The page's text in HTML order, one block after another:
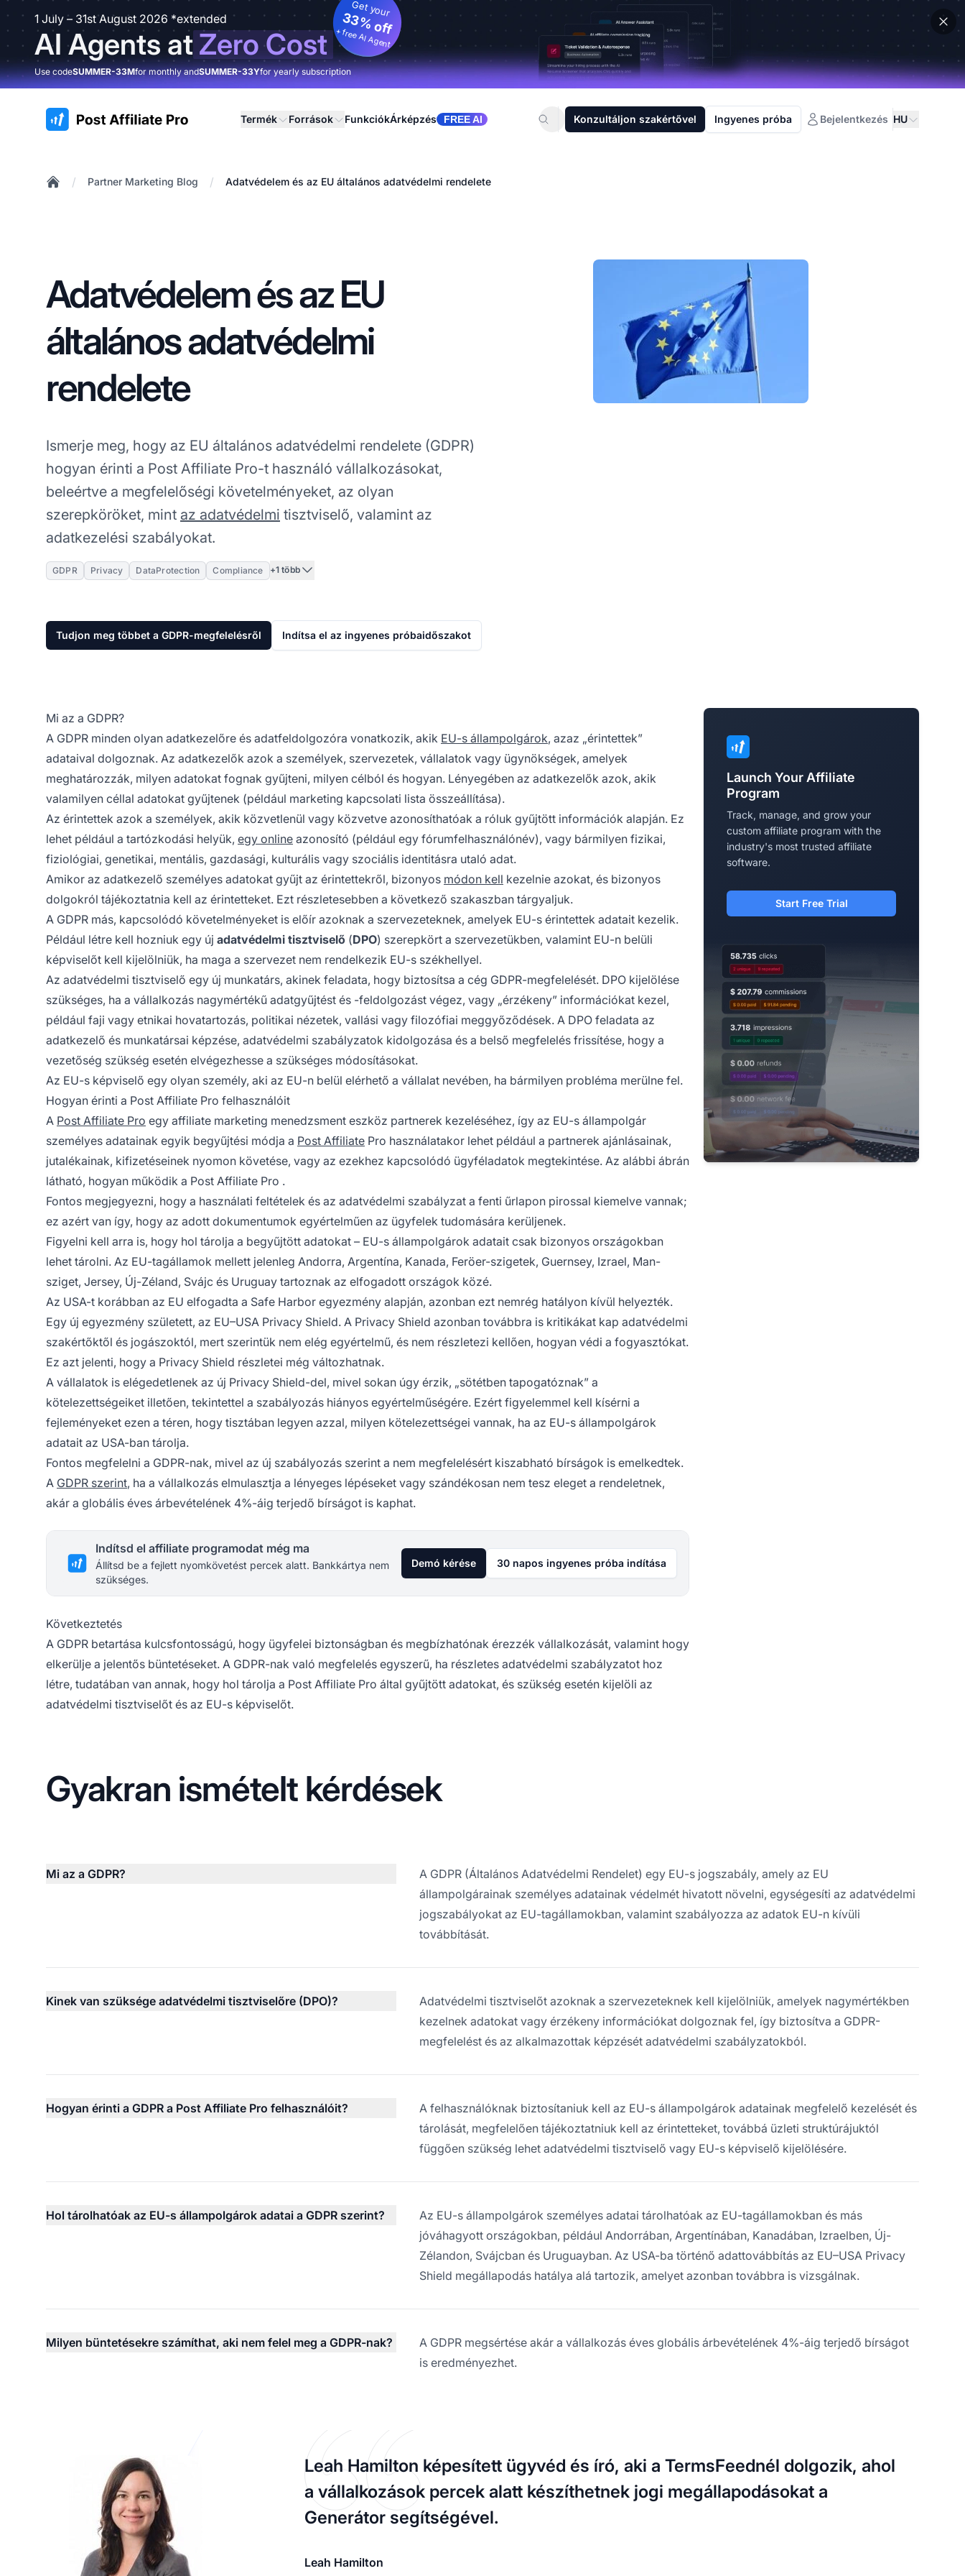
1 July – 31st August 2026 *extended
AI Agents atZero Cost
Get your
33% off
+ free AI Agent
Use codeSUMMER-33Mfor monthly andSUMMER-33Yfor yearly subscription
:site.title Termék Források FunkciókÁrképzés FREE AI Konzultáljon szakértővel Ingyenes próba Bejelentkezés HU
/ Partner Marketing Blog / Adatvédelem és az EU általános adatvédelmi rendelete
Adatvédelem és az EU
általános adatvédelmi
rendelete
Ismerje meg, hogy az EU általános adatvédelmi rendelete (GDPR)
hogyan érinti a Post Affiliate Pro-t használó vállalkozásokat,
beleértve a megfelelőségi követelményeket, az olyan
szerepköröket, mint az adatvédelmi tisztviselő, valamint az
adatkezelési szabályokat.
GDPR Privacy DataProtection Compliance +1 több
Tudjon meg többet a GDPR-megfelelésről Indítsa el az ingyenes próbaidőszakot
Mi az a GDPR?
A GDPR minden olyan adatkezelőre és adatfeldolgozóra vonatkozik, akik EU-s állampolgárok, azaz „érintettek”
adataival dolgoznak. Az adatkezelők azok a személyek, szervezetek, vállalatok vagy ügynökségek, amelyek
meghatározzák, milyen adatokat fognak gyűjteni, milyen célból és hogyan. Lényegében az adatkezelők azok, akik
valamilyen céllal adatokat gyűjtenek (például marketing kapcsolati lista összeállítása).
Az érintettek azok a személyek, akik közvetlenül vagy közvetve azonosíthatóak a róluk gyűjtött információk alapján. Ez
lehet például a tartózkodási helyük, egy online azonosító (például egy fórumfelhasználónév), vagy bármilyen fizikai,
fiziológiai, genetikai, mentális, gazdasági, kulturális vagy szociális identitásra utaló adat.
Amikor az adatkezelő személyes adatokat gyűjt az érintettekről, bizonyos módon kell kezelnie azokat, és bizonyos
dolgokról tájékoztatnia kell az érintetteket. Ezt részletesebben a következő szakaszban tárgyaljuk.
A GDPR más, kapcsolódó követelményeket is előír azoknak a szervezeteknek, amelyek EU-s érintettek adatait kezelik.
Például létre kell hozniuk egy új adatvédelmi tisztviselő (DPO) szerepkört a szervezetükben, valamint EU-n belüli
képviselőt kell kijelölniük, ha maga a szervezet nem rendelkezik EU-s székhellyel.
Az adatvédelmi tisztviselő egy új munkatárs, akinek feladata, hogy biztosítsa a cég GDPR-megfelelését. DPO kijelölése
szükséges, ha a vállalkozás nagymértékű adatgyűjtést és -feldolgozást végez, vagy „érzékeny” információkat kezel,
például faji vagy etnikai hovatartozás, politikai nézetek, vallási vagy filozófiai meggyőződések. A DPO feladata az
adatkezelő és munkatársai képzése, adatvédelmi szabályzatok kidolgozása és a belső megfelelés frissítése, hogy a
vezetőség szükség esetén elvégezhesse a szükséges módosításokat.
Az EU-s képviselő egy olyan személy, aki az EU-n belül elérhető a vállalat nevében, ha bármilyen probléma merülne fel.
Hogyan érinti a Post Affiliate Pro felhasználóit
A Post Affiliate Pro egy affiliate marketing menedzsment eszköz partnerek kezeléséhez, így az EU-s állampolgár
személyes adatainak egyik begyűjtési módja a Post Affiliate Pro használatakor lehet például a partnerek ajánlásainak,
jutalékainak, kifizetéseinek nyomon követése, vagy az ezekhez kapcsolódó ügyféladatok megtekintése. Az alábbi ábrán
látható, hogyan működik a Post Affiliate Pro .
Fontos megjegyezni, hogy a használati feltételek és az adatvédelmi szabályzat a fenti űrlapon pirossal kiemelve vannak;
ez azért van így, hogy az adott dokumentumok egyértelműen az ügyfelek tudomására kerüljenek.
Figyelni kell arra is, hogy hol tárolja a begyűjtött adatokat – EU-s állampolgárok adatait csak bizonyos országokban
lehet tárolni. Az EU-tagállamok mellett jelenleg Andorra, Argentína, Kanada, Feröer-szigetek, Guernsey, Izrael, Man-
sziget, Jersey, Új-Zéland, Svájc és Uruguay tartoznak az elfogadott országok közé.
Az USA-t korábban az EU elfogadta a Safe Harbor egyezmény alapján, azonban ezt nemrég hatályon kívül helyezték.
Egy új egyezmény született, az EU–USA Privacy Shield. A Privacy Shield azonban továbbra is kritikákat kap adatvédelmi
szakértőktől és jogászoktól, mert szerintük nem elég egyértelmű, és nem részletezi kellően, hogyan védi a fogyasztókat.
Ez azt jelenti, hogy a Privacy Shield részletei még változhatnak.
A vállalatok is elégedetlenek az új Privacy Shield-del, mivel sokan úgy érzik, „sötétben tapogatóznak” a
kötelezettségeiket illetően, tekintettel a szabályozás hiányos egyértelműségére. Ezért figyelemmel kell kísérni a
fejleményeket ezen a téren, hogy tisztában legyen azzal, milyen kötelezettségei vannak, ha az EU-s állampolgárok
adatait az USA-ban tárolja.
Fontos megfelelni a GDPR-nak, mivel az új szabályozás szerint a nem megfelelésért kiszabható bírságok is emelkedtek.
A GDPR szerint, ha a vállalkozás elmulasztja a lényeges lépéseket vagy szándékosan nem tesz eleget a rendeletnek,
akár a globális éves árbevételének 4%-áig terjedő bírságot is kaphat.
Indítsd el affiliate programodat még ma
Állítsd be a fejlett nyomkövetést percek alatt. Bankkártya nem
szükséges.
Demó kérése 30 napos ingyenes próba indítása
Következtetés
A GDPR betartása kulcsfontosságú, hogy ügyfelei biztonságban és megbízhatónak érezzék vállalkozását, valamint hogy
elkerülje a jelentős büntetéseket. A GDPR-nak való megfelelés egyszerű, ha részletes adatvédelmi szabályzatot hoz
létre, tudatában van annak, hogy hol tárolja a Post Affiliate Pro által gyűjtött adatokat, és szükség esetén kijelöli az
adatvédelmi tisztviselőt és az EU-s képviselőt.
Launch Your Affiliate
Program
Track, manage, and grow your
custom affiliate program with the
industry's most trusted affiliate
software.
Start Free Trial
Gyakran ismételt kérdések
Mi az a GDPR?
A GDPR (Általános Adatvédelmi Rendelet) egy EU-s jogszabály, amely az EU
állampolgárainak személyes adatainak védelmét hivatott növelni, egységesíti az adatvédelmi
jogszabályokat az EU-tagállamokban, valamint szabályozza az adatok EU-n kívüli
továbbítását.
Kinek van szüksége adatvédelmi tisztviselőre (DPO)?
Adatvédelmi tisztviselőt azoknak a szervezeteknek kell kijelölniük, amelyek nagymértékben
kezelnek adatokat vagy érzékeny információkat dolgoznak fel, így biztosítva a GDPR-
megfelelést és az alkalmazottak képzését adatvédelmi szabályzatokból.
Hogyan érinti a GDPR a Post Affiliate Pro felhasználóit?
A felhasználóknak biztosítaniuk kell az EU-s állampolgárok adatainak megfelelő kezelését és
tárolását, megfelelően tájékoztatniuk kell az érintetteket, továbbá üzleti struktúrájuktól
függően szükség lehet adatvédelmi tisztviselő vagy EU-s képviselő kijelölésére.
Hol tárolhatóak az EU-s állampolgárok adatai a GDPR szerint?
Az EU-s állampolgárok személyes adatai tárolhatóak az EU-tagállamokban és más
jóváhagyott országokban, például Andorrában, Argentínában, Kanadában, Izraelben, Új-
Zélandon, Svájcban és Uruguayban. Az USA-ba történő adattovábbítás az EU–USA Privacy
Shield megállapodás hatálya alá tartozik, amelyet azonban továbbra is vizsgálnak.
Milyen büntetésekre számíthat, aki nem felel meg a GDPR-nak?
A GDPR megsértése akár a vállalkozás éves globális árbevételének 4%-áig terjedő bírságot
is eredményezhet.
Leah Hamilton képesített ügyvéd és író, aki a TermsFeednél dolgozik, ahol
a vállalkozások percek alatt készíthetnek jogi megállapodásokat a
Generátor segítségével.
Leah Hamilton